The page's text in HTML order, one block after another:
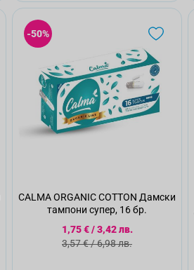
-50%
CALMA ORGANIC COTTON Дамски
тампони супер, 16 бр.
Специална цена
1,75 €/3,42 лв.
Стандартна цена
3,57 €/6,98 лв.